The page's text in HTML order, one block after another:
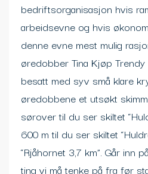
bedriftsorganisasjon hvis
arbeidsevne og hvis
denne evne mest mulig
øredobber Tina Kjøp
besatt med syv små klare
øredobbene et utsøkt
sørover til du ser skiltet
600 m til du ser skiltet
“Rjåhornet 3,7 km”. Går inn
ting vi må tenke på fra før